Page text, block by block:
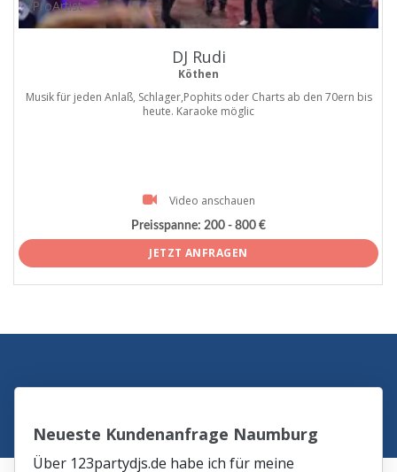
ProArtist
DJ Rudi
Köthen
Musik für jeden Anlaß, Schlager,Pophits oder Charts ab den 70ern bis
heute. Karaoke möglic
Video anschauen
Preisspanne: 200 - 800 €
JETZT ANFRAGEN
Neueste Kundenanfrage Naumburg
Über 123partydjs.de habe ich für meine